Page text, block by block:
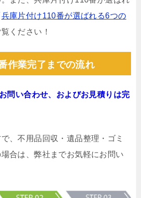
兵庫片付け110番が選ばれる6つの
ください！
作業完了までの流れ
お問い合わせ、およびお見積りは完
、不用品回収・遺品整理・ゴミ
合は、弊社までお気軽にお問い